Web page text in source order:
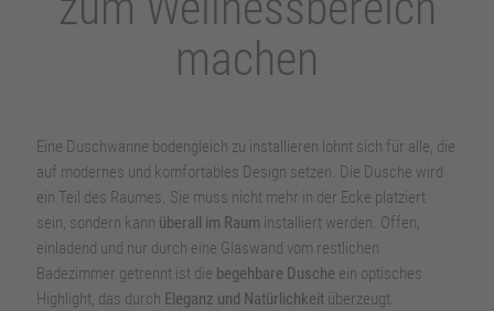
machen
Eine Duschwanne bodengleich zu installieren lohnt sich für alle, die
auf modernes und komfortables Design setzen. Die Dusche wird
ein Teil des Raumes. Sie muss nicht mehr in der Ecke platziert
sein, sondern kann überall im Raum installiert werden. Offen,
einladend und nur durch eine Glaswand vom restlichen
Badezimmer getrennt ist die begehbare Dusche ein optisches
Highlight, das durch Eleganz und Natürlichkeitüberzeugt.